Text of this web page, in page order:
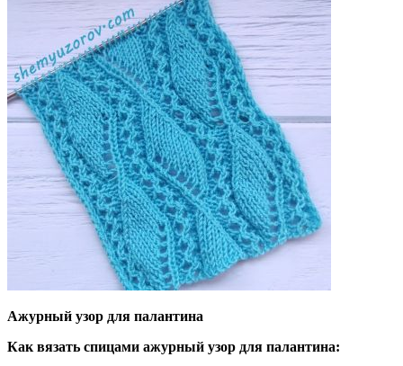
Ажурный узор для палантина
Как вязать спицами ажурный узор для палантина: